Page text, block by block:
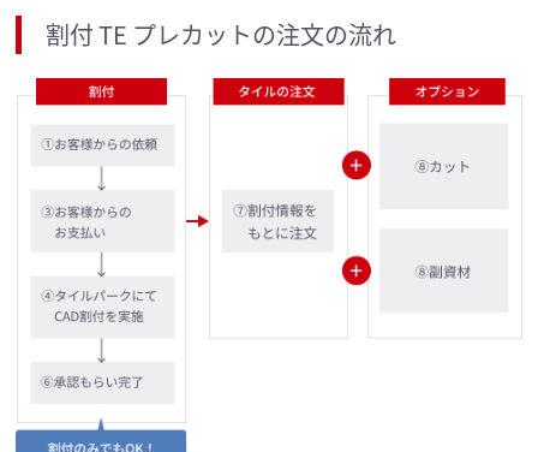
割付 TE プレカットの注文の流れ